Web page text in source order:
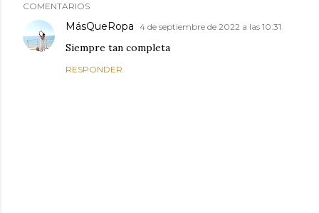
COMENTARIOS
MásQueRopa 4 de septiembre de 2022 a las 10:31
Siempre tan completa
RESPONDER